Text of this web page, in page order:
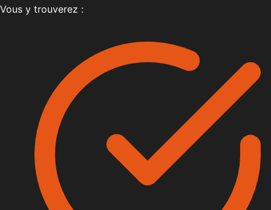
Vous y trouverez :